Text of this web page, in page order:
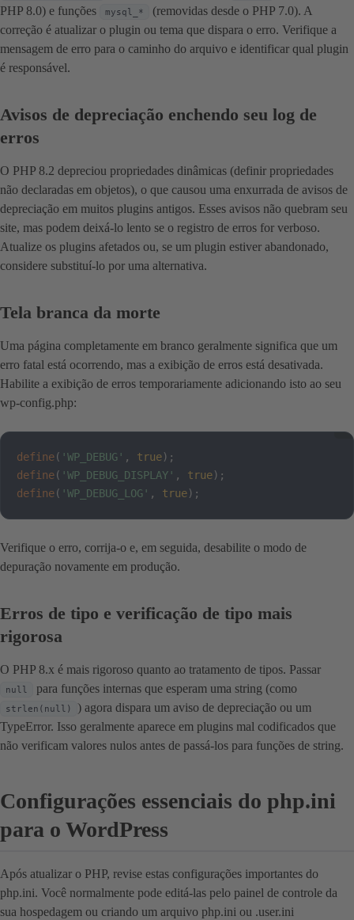
PHP 8.0) e funções
mysql_*
(removidas desde o PHP 7.0). A
correção é atualizar o plugin ou tema que dispara o erro. Verifique a
mensagem de erro para o caminho do arquivo e identificar qual plugin
é responsável.
Avisos de depreciação enchendo seu log de
erros
O PHP 8.2 depreciou propriedades dinâmicas (definir propriedades
não declaradas em objetos), o que causou uma enxurrada de avisos de
depreciação em muitos plugins antigos. Esses avisos não quebram seu
site, mas podem deixá-lo lento se o registro de erros for verboso.
Atualize os plugins afetados ou, se um plugin estiver abandonado,
considere substituí-lo por uma alternativa.
Tela branca da morte
Uma página completamente em branco geralmente significa que um
erro fatal está ocorrendo, mas a exibição de erros está desativada.
Habilite a exibição de erros temporariamente adicionando isto ao seu
wp-config.php:
define( 'WP_DEBUG' , true) ;
define( 'WP_DEBUG_DISPLAY' , true) ;
define( 'WP_DEBUG_LOG' , true) ;
Verifique o erro, corrija-o e, em seguida, desabilite o modo de
depuração novamente em produção.
Erros de tipo e verificação de tipo mais
rigorosa
O PHP 8.x é mais rigoroso quanto ao tratamento de tipos. Passar
null para funções internas que esperam uma string (como
strlen(null)
) agora dispara um aviso de depreciação ou um
TypeError. Isso geralmente aparece em plugins mal codificados que
não verificam valores nulos antes de passá-los para funções de string.
Configurações essenciais do php.ini
para o WordPress
Após atualizar o PHP, revise estas configurações importantes do
php.ini. Você normalmente pode editá-las pelo painel de controle da
sua hospedagem ou criando um arquivo php.ini ou .user.ini